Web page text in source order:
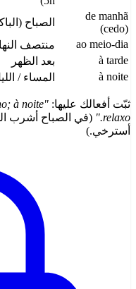
de manhã
(cedo)
الصباح
ao meio-dia
منتصف
à tarde
بعد الظهر
à noite
المساء /
ثبّت أفعالك عليها:
à noite
relaxo."
(في الصباح أشرب
أسترخي.)